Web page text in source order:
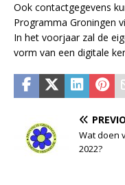
Ook contactgegevens
Programma Groningen
In het voorjaar zal de
vorm van een digitale
Wat doen
2022?